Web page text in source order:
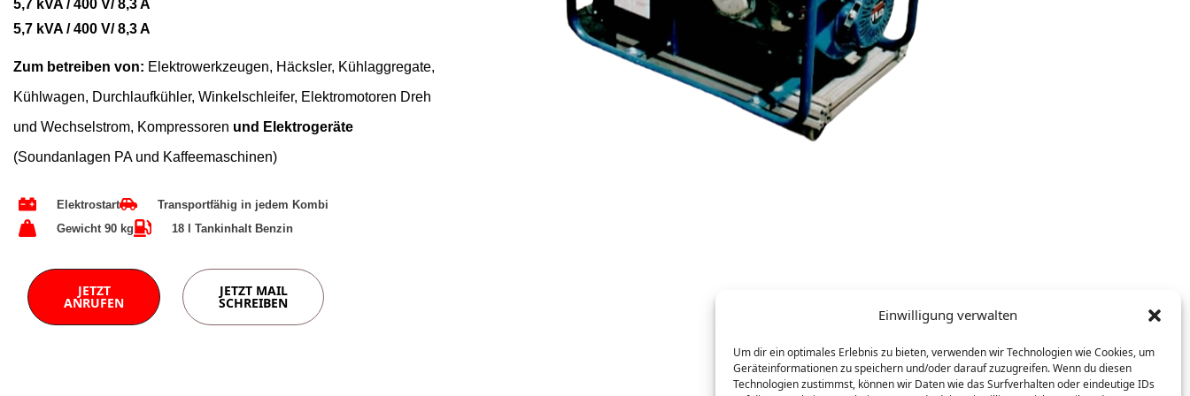
Einwilligung verwalten
Um dir ein optimales Erlebnis zu bieten, verwenden wir Technologien wie Cookies, um
Geräteinformationen zu speichern und/oder darauf zuzugreifen. Wenn du diesen
Technologien zustimmst, können wir Daten wie das Surfverhalten oder eindeutige IDs
5,7 kVA / 400 V/ 8,3 A
5,7 kVA / 400 V/ 8,3 A
Zum betreiben von: Elektrowerkzeugen, Häcksler, Kühlaggregate,
Kühlwagen, Durchlaufkühler, Winkelschleifer, Elektromotoren Dreh
und Wechselstrom, Kompressoren und E lektrogeräte
(Soundanlagen PA und Kaffeemaschinen)
Elektrostart
Transportfähig in jedem Kombi
Gewicht 90 kg
18 l Tankinhalt Benzin
JETZT
ANRUFEN
JETZT MAIL
SCHREIBEN